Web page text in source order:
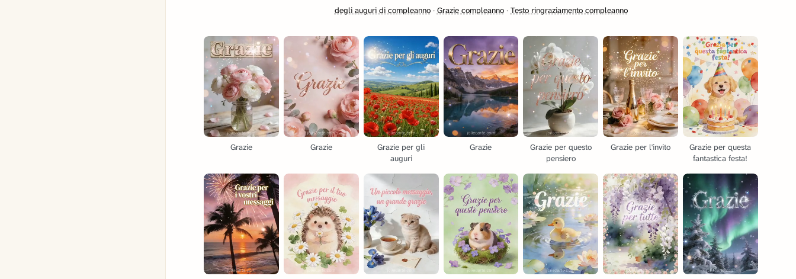
degli auguri di compleanno· Grazie compleanno· Testo ringraziamento compleanno
Grazie Grazie
Grazie per gli
auguri
Grazie
Grazie per questo
pensiero
Grazie per l'invito
Grazie per questa
fantastica festa!